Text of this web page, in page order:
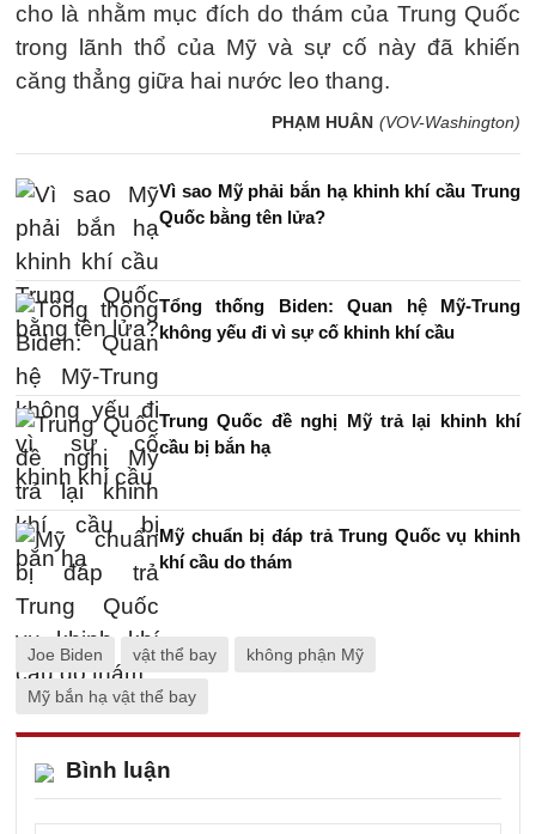
cho là nhằm mục đích do thám của Trung Quốc
trong lãnh thổ của Mỹ và sự cố này đã khiến
căng thẳng giữa hai nước leo thang.
PHẠM HUÂN (VOV-Washington)
Vì sao Mỹ phải bắn hạ khinh khí cầu Trung
Quốc bằng tên lửa?
Tổng thống Biden: Quan hệ Mỹ-Trung
không yếu đi vì sự cố khinh khí cầu
Trung Quốc đề nghị Mỹ trả lại khinh khí
cầu bị bắn hạ
Mỹ chuẩn bị đáp trả Trung Quốc vụ khinh
khí cầu do thám
Joe Biden vật thể bay không phận Mỹ
Mỹ bắn hạ vật thể bay
Bình luận